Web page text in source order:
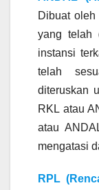
Dibuat
yang telah
instansi
telah
diteruskan
RKL atau
atau
mengatasi
RPL